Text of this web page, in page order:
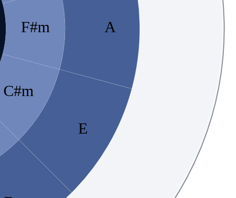
A
F#m
E
C#m